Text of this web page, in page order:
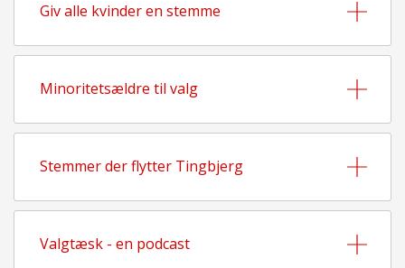
Giv alle kvinder en stemme
Minoritetsældre til valg
Stemmer der flytter Tingbjerg
Valgtæsk - en podcast